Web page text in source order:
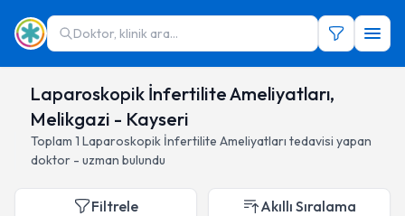
Doktor, klinik ara...
Laparoskopik İnfertilite Ameliyatları,
Melikgazi - Kayseri
Toplam 1 Laparoskopik İnfertilite Ameliyatları tedavisi yapan
doktor - uzman bulundu
Filtrele Akıllı Sıralama